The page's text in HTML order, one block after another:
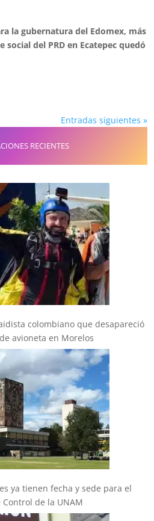
la gubernatura del Edomex, más
social del PRD en Ecatepec quedó
Entradas siguientes »
RECIENTES
colombiano que desapareció
avioneta en Morelos
ya tienen fecha y sede para el
Control de la UNAM